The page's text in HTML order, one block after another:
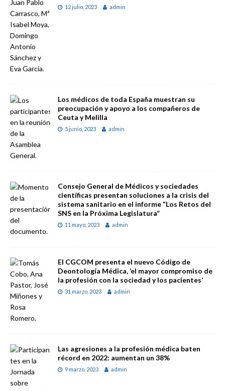
12 julio, 2023 admin
Los médicos de toda España muestran su
preocupación y apoyo a los compañeros de
Ceuta y Melilla
5 junio, 2023 admin
Consejo General de Médicos y sociedades
científicas presentan soluciones a la crisis del
sistema sanitario en el informe “Los Retos del
SNS en la Próxima Legislatura”
11 mayo, 2023 admin
El CGCOM presenta el nuevo Código de
Deontología Médica, ‘el mayor compromiso de
la profesión con la sociedad y los pacientes’
31 marzo, 2023 admin
Las agresiones a la profesión médica baten
récord en 2022: aumentan un 38%
9 marzo, 2023 admin